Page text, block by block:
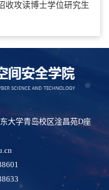
收攻读博士学位研究生
大学青岛校区淦昌苑D座